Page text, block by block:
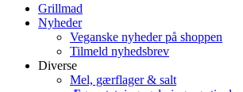
Grillmad
Nyheder
Veganske nyheder på shoppen
Tilmeld nyhedsbrev
Diverse
Mel, gærflager & salt